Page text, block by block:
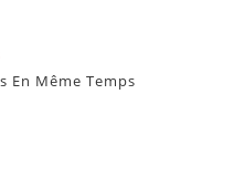
En Même Temps